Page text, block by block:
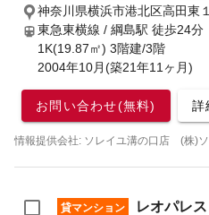
神奈川県横浜市港北区高田東
東急東横線 / 綱島駅 徒歩24分
1K(19.87㎡) 3階建/3階
2004年10月(築21年11ヶ月)
お問い合わせ(無料) 詳
情報提供会社: ソレイユ溝の口店 (株)
貸マンション
レオパレ